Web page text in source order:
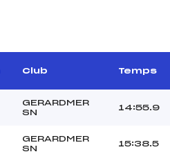
Club Temps
GERARDMER
SN
14:55.9
GERARDMER
SN
15:38.5